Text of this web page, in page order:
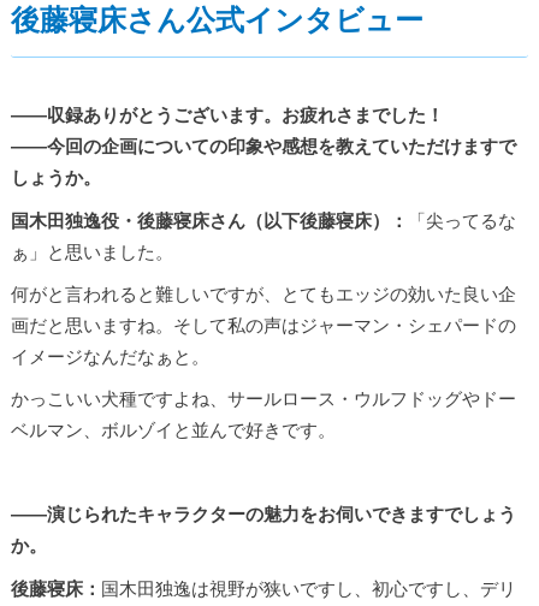
後藤寝床さん公式インタビュー
――収録ありがとうございます。お疲れさまでした！
――今回の企画についての印象や感想を教えていただけますで
しょうか。
国木田独逸役・後藤寝床さん（以下後藤寝床）：
「尖ってるな
ぁ」と思いました。
何がと言われると難しいですが、とてもエッジの効いた良い企
画だと思いますね。そして私の声はジャーマン・シェパードの
イメージなんだなぁと。
かっこいい犬種ですよね、サールロース・ウルフドッグやドー
ベルマン、ボルゾイと並んで好きです。
――演じられたキャラクターの魅力をお伺いできますでしょう
か。
後藤寝床： 国木田独逸は視野が狭いですし、初心ですし、デリ